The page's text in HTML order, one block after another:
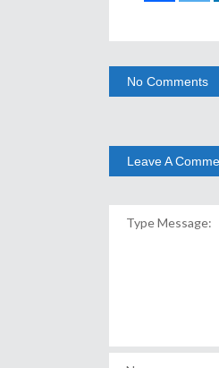
No Comments
Leave A